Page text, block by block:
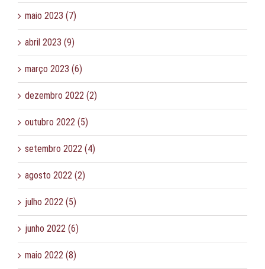
maio 2023 (7)
abril 2023 (9)
março 2023 (6)
dezembro 2022 (2)
outubro 2022 (5)
setembro 2022 (4)
agosto 2022 (2)
julho 2022 (5)
junho 2022 (6)
maio 2022 (8)